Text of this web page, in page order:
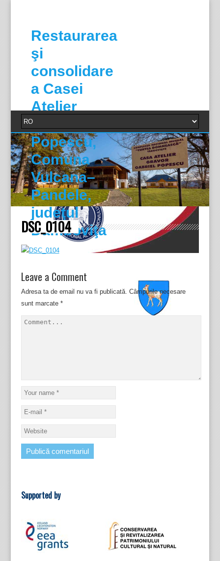
Restaurarea
şi
consolidare
a Casei
Atelier
Gabriel
Popescu,
Comuna
Vulcana–
Pandele,
judeţul
Dâmboviţa
DSC_0104
Leave a Comment
Adresa ta de email nu va fi publicată. Câmpurile necesare
sunt marcate *
Supported by